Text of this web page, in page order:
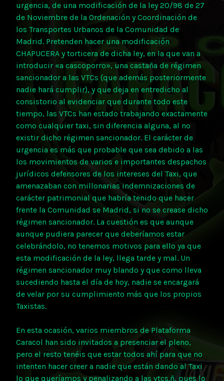
urgencia, de una modificación de la ley 20/98 de 27
de Noviembre de la Ordenación y Coordinación de
los Transportes Urbanos de la Comunidad de
Madrid. Pretenden hacer una modificación
CHAPUCERA y torticera de dicha ley, en la que van a
introducir «a cascoporro», una castaña de régimen
sancionador a las VTCs (que además posteriormente
nadie hará cumplir), y que deja en entredicho al
consistorio al evidenciar que durante todo este
tiempo, las VTCs han estado trabajando exactamente
como cualquier taxi, sin diferencia alguna, al no
existir dicho régimen sancionador. El carácter de
urgencia es más que probable que sea debido a las
los movimientos de varios e importantes despachos
jurídicos defensores de los intereses del Taxi, que
amenazaban con millonarias indemnizaciones de
carácter patrimonial que habría tenido que hacer
frente la Comunidad se Madrid, si no se crease dicho
régimen sancionador. La cuestión es que aunque
aunque pudiera parecer que deberíamos estar
celebrándolo, no tenemos motivos para ello ya que
esta modificación de la ley, llega tarde y mal. Un
régimen sancionador muy blando y que como lleva
sucediendo hasta el día de hoy, nadie se encargará
de velar por su cumplimiento más que los propios
Taxistas.
En esta ocasión, varios miembros de Plataforma
Caracol han sido invitados a presenciar el pleno,
pero el resto tenéis que estar todos ahí para que no
intenten hacer creer a nadie que están dando al Taxi
lo que queríamps y penalizando a las vtcs.ñ, pues lo